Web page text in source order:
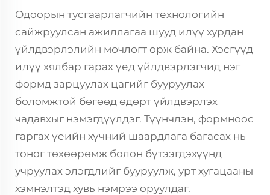
Одоорын тусгаарлагчийн технологийн
сайжруулсан ажиллагаа шууд илүү хурдан
үйлдвэрлэлийн мөчлөгт орж байна. Хэсгүүд
илүү хялбар гарах үед үйлдвэрлэгчид нэг
формд зарцуулах цагийг бууруулах
боломжтой бөгөөд өдөрт үйлдвэрлэх
чадавхыг нэмэгдүүлдэг. Түүнчлэн, формноос
гаргах үеийн хүчний шаардлага багасах нь
тоног төхөөрөмж болон бүтээгдэхүүнд
учруулах элэгдлийг бууруулж, урт хугацааны
хэмнэлтэд хувь нэмрээ оруулдаг.